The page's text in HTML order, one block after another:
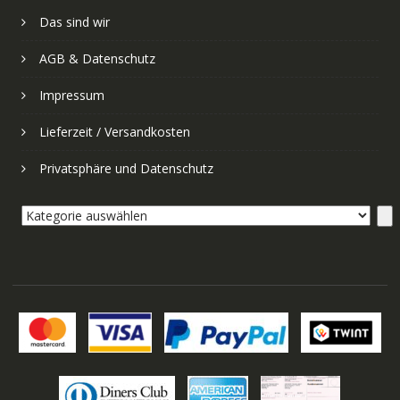
Das sind wir
AGB & Datenschutz
Impressum
Lieferzeit / Versandkosten
Privatsphäre und Datenschutz
Kategorie